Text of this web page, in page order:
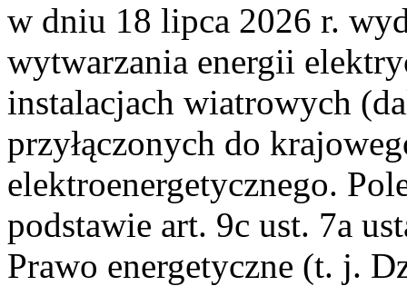
w dniu 18 lipca 2026 r.
wytwarzania energii
instalacjach wiatrowych
przyłączonych do
elektroenergetycznego.
podstawie art. 9c ust. 7a
Prawo energetyczne (t. j.